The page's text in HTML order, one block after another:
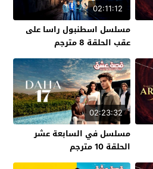
02:11:12
مسلسل اسطنبول راسا على
عقب الحلقة 8 مترجم
02:23:32
مسلسل في السابعة عشر
الحلقة 10 مترجم